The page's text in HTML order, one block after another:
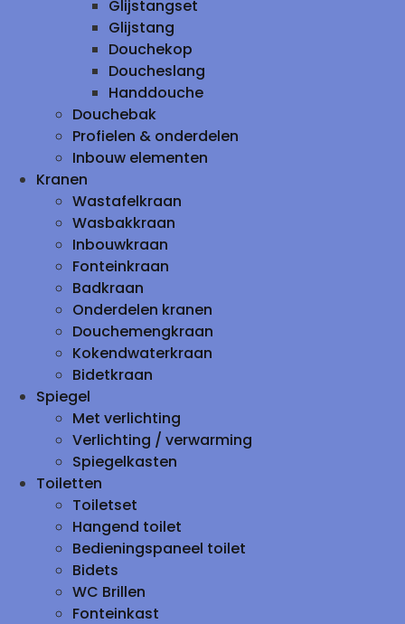
Glijstangset
Glijstang
Douchekop
Doucheslang
Handdouche
Douchebak
Profielen & onderdelen
Inbouw elementen
Kranen
Wastafelkraan
Wasbakkraan
Inbouwkraan
Fonteinkraan
Badkraan
Onderdelen kranen
Douchemengkraan
Kokendwaterkraan
Bidetkraan
Spiegel
Met verlichting
Verlichting / verwarming
Spiegelkasten
Toiletten
Toiletset
Hangend toilet
Bedieningspaneel toilet
Bidets
WC Brillen
Fonteinkast